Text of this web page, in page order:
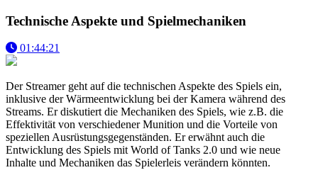
Technische Aspekte und Spielmechaniken
01:44:21
Der Streamer geht auf die technischen Aspekte des Spiels ein,
inklusive der Wärmeentwicklung bei der Kamera während des
Streams. Er diskutiert die Mechaniken des Spiels, wie z.B. die
Effektivität von verschiedener Munition und die Vorteile von
speziellen Ausrüstungsgegenständen. Er erwähnt auch die
Entwicklung des Spiels mit World of Tanks 2.0 und wie neue
Inhalte und Mechaniken das Spielerleis verändern könnten.